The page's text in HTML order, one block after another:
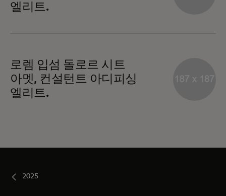
엘리트.
로렘 입섬 돌로르 시트
아멧, 컨설턴트 아디피싱
엘리트.
2025